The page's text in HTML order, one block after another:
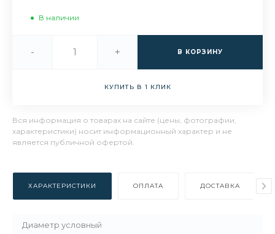
В наличии
- + В КОРЗИНУ
КУПИТЬ В 1 КЛИК
Вся информация о товарах на сайте (цены, фотографии,
характеристики) носит информационный характер и не
является публичной офертой.
ХАРАКТЕРИСТИКИ ОПЛАТА ДОСТАВКА
Диаметр условный